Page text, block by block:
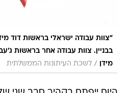
"צוות עבודה ישראלי בראשות דוד
בבניין. צוות עבודה אחר בראשות
מידן
/ לשכת העיתונות הממשלתית